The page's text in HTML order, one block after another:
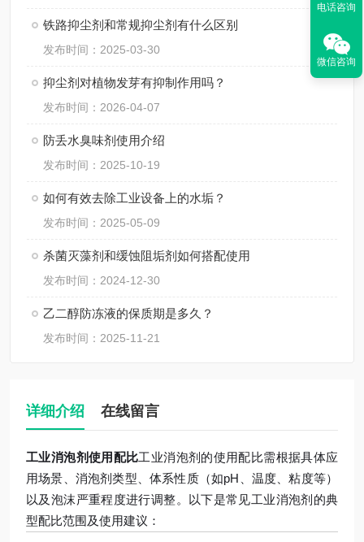
铁路抑尘剂和常规抑尘剂有什么区别
发布时间：2025-03-30
抑尘剂对植物发芽有抑制作用吗？
发布时间：2026-04-07
防丢水臭味剂使用介绍
发布时间：2025-10-19
如何有效去除工业设备上的水垢？
发布时间：2025-05-09
杀菌灭藻剂和缓蚀阻垢剂如何搭配使用
发布时间：2024-12-30
乙二醇防冻液的保质期是多久？
发布时间：2025-11-21
详细介绍 在线留言
工业消泡剂使用配比工业消泡剂的使用配比需根据具体应
用场景、消泡剂类型、体系性质（如pH、温度、粘度等）
以及泡沫严重程度进行调整。以下是常见工业消泡剂的典
型配比范围及使用建议：
电话咨询
微信咨询